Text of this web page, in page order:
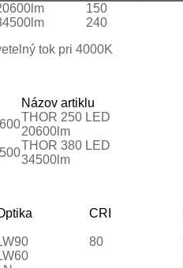
150
240
tok pri 4000K
Názov artiklu
THOR 250 LED
20600lm
THOR 380 LED
34500lm
CRI
80